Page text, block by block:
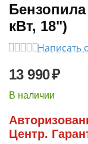
Бензопила
кВт, 18")
Написать
13 990₽
В наличии
Центр.